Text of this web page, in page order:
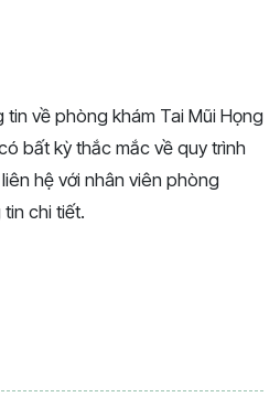
về phòng khám Tai Mũi Họng
bất kỳ thắc mắc về quy trình
hệ với nhân viên phòng
chi tiết.